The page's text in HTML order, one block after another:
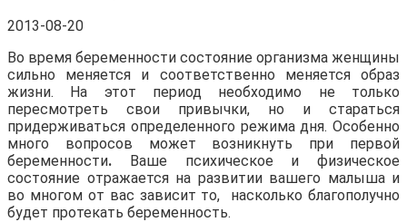
2013-08-20
Во время беременности состояние организма женщины
сильно меняется и соответственно меняется образ
жизни. На этот период необходимо не только
пересмотреть свои привычки, но и стараться
придерживаться определенного режима дня. Особенно
много вопросов может возникнуть при первой
беременности. Ваше психическое и физическое
состояние отражается на развитии вашего малыша и
во многом от вас зависит то, насколько благополучно
будет протекать беременность.